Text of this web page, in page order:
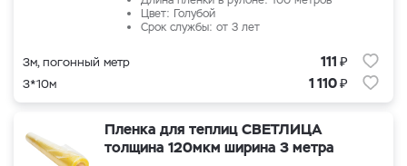
Цвет: Голубой
Срок службы: от 3 лет
3м, погонный метр 111₽
3*10м 1 110₽
Пленка для теплиц СВЕТЛИЦА
толщина 120мкм ширина 3 метра